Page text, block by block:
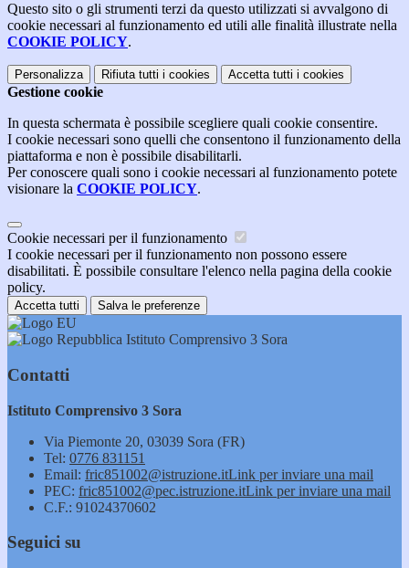
Questo sito o gli strumenti terzi da questo utilizzati si avvalgono di
cookie necessari al funzionamento ed utili alle finalità illustrate nella
COOKIE POLICY.
Personalizza Rifiuta tutti i cookies Accetta tutti i cookies
Gestione cookie
In questa schermata è possibile scegliere quali cookie consentire.
I cookie necessari sono quelli che consentono il funzionamento della
piattaforma e non è possibile disabilitarli.
Per conoscere quali sono i cookie necessari al funzionamento potete
visionare la COOKIE POLICY.
Cookie necessari per il funzionamento
I cookie necessari per il funzionamento non possono essere
disabilitati. È possibile consultare l'elenco nella pagina della cookie
policy.
Accetta tutti Salva le preferenze
Istituto Comprensivo 3 Sora
Contatti
Istituto Comprensivo 3 Sora
Via Piemonte 20, 03039 Sora (FR)
Tel: 0776 831151
Email: fric851002@istruzione.itLink per inviare una mail
PEC: fric851002@pec.istruzione.itLink per inviare una mail
C.F.: 91024370602
Seguici su